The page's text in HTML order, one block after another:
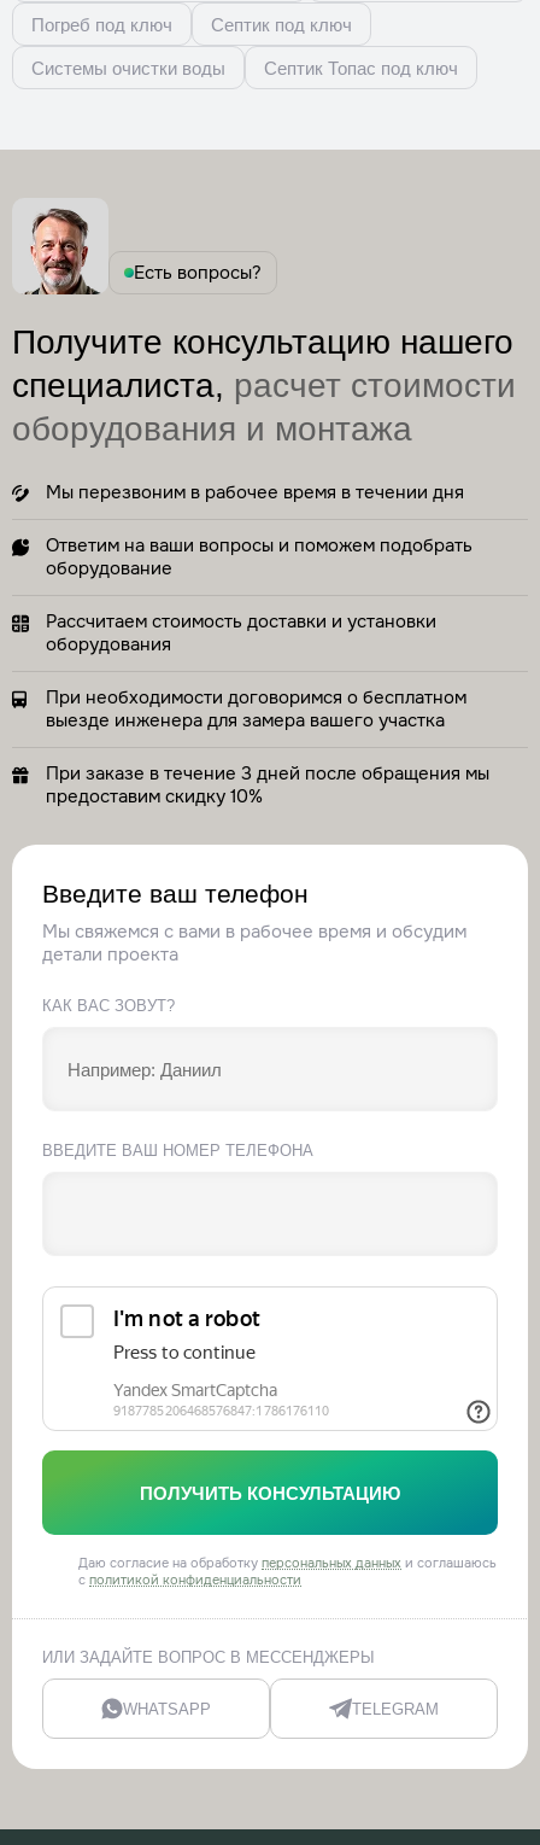
Погреб под ключ Септик под ключ
Системы очистки воды Септик Топас под ключ
Есть вопросы?
Получите консультацию нашего
специалиста, расчет стоимости
оборудования и монтажа
Мы перезвоним в рабочее время в течении дня
Ответим на ваши вопросы и поможем подобрать
оборудование
Рассчитаем стоимость доставки и установки
оборудования
При необходимости договоримся о бесплатном
выезде инженера для замера вашего участка
При заказе в течение 3 дней после обращения мы
предоставим скидку 10%
Введите ваш телефон
Мы свяжемся с вами в рабочее время и обсудим
детали проекта
КАК ВАС ЗОВУТ?
ВВЕДИТЕ ВАШ НОМЕР ТЕЛЕФОНА
ПОЛУЧИТЬ КОНСУЛЬТАЦИЮ
Даю согласие на обработку персональных данных и соглашаюсь
с политикой конфиденциальности
ИЛИ ЗАДАЙТЕ ВОПРОС В МЕССЕНДЖЕРЫ
WHATSAPP TELEGRAM